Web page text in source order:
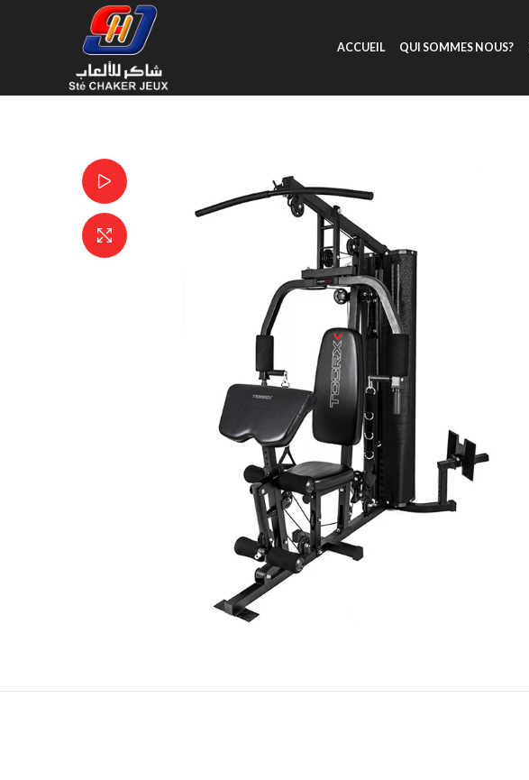
ACCUEIL QUI SOMMES NOUS?